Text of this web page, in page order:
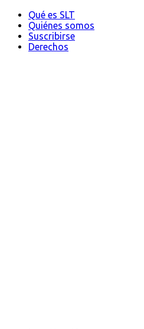
Qué es SLT
Quiénes somos
Suscribirse
Derechos